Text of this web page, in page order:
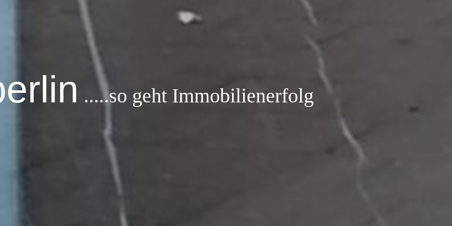
.....so geht Immobilienerfolg